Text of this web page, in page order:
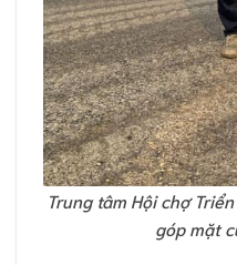
Trung tâm Hội chợ
góp mặt